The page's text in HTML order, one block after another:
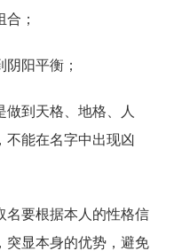
；
阳平衡；
到天格、地格、人
不能在名字中出现凶
要根据本人的性格信
突显本身的优势，避免